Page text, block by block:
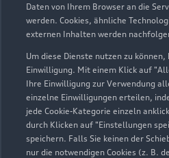
Daten von Ihrem Browser an die
werden. Cookies, ähnliche
externen Inhalten werden
Um diese Dienste nutzen zu
Einwilligung. Mit einem Klick auf
Ihre Einwilligung zur Verwendung
einzelne Einwilligungen erteilen,
jede Cookie-Kategorie einzeln
durch Klicken auf "Einstellungen
speichern. Falls Sie keinen der
nur die notwendigen Cookies (z. B.